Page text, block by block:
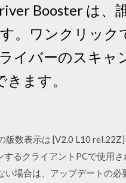
Booster は、
。ワンクリック
イバーのスキャ
ます。
数表示は [V2.0 L10
るクライアントPCで使用
場合は、アップデートの必